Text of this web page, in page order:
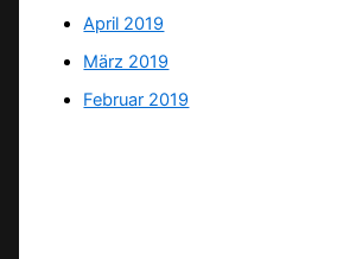
April 2019
März 2019
Februar 2019